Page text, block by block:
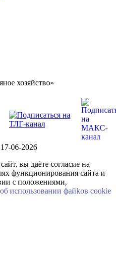
хозяйство»
06-2026
вы даёте согласие на
функционирования сайта и
с положениями,
использовании файkов cookie